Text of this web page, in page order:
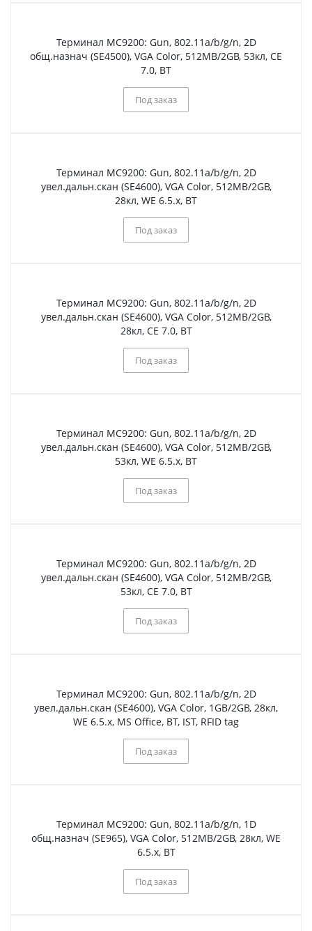
Терминал МС9200: Gun, 802.11a/b/g/n, 2D
общ.назнач (SE4500), VGA Color, 512MB/2GB, 53кл, CE
7.0, BT
Под заказ
Терминал МС9200: Gun, 802.11a/b/g/n, 2D
увел.дальн.скан (SE4600), VGA Color, 512MB/2GB,
28кл, WE 6.5.x, BT
Под заказ
Терминал МС9200: Gun, 802.11a/b/g/n, 2D
увел.дальн.скан (SE4600), VGA Color, 512MB/2GB,
28кл, CE 7.0, BT
Под заказ
Терминал МС9200: Gun, 802.11a/b/g/n, 2D
увел.дальн.скан (SE4600), VGA Color, 512MB/2GB,
53кл, WE 6.5.x, BT
Под заказ
Терминал МС9200: Gun, 802.11a/b/g/n, 2D
увел.дальн.скан (SE4600), VGA Color, 512MB/2GB,
53кл, CE 7.0, BT
Под заказ
Терминал МС9200: Gun, 802.11a/b/g/n, 2D
увел.дальн.скан (SE4600), VGA Color, 1GB/2GB, 28кл,
WE 6.5.x, MS Office, BT, IST, RFID tag
Под заказ
Терминал МС9200: Gun, 802.11a/b/g/n, 1D
общ.назнач (SE965), VGA Color, 512MB/2GB, 28кл, WE
6.5.x, BT
Под заказ